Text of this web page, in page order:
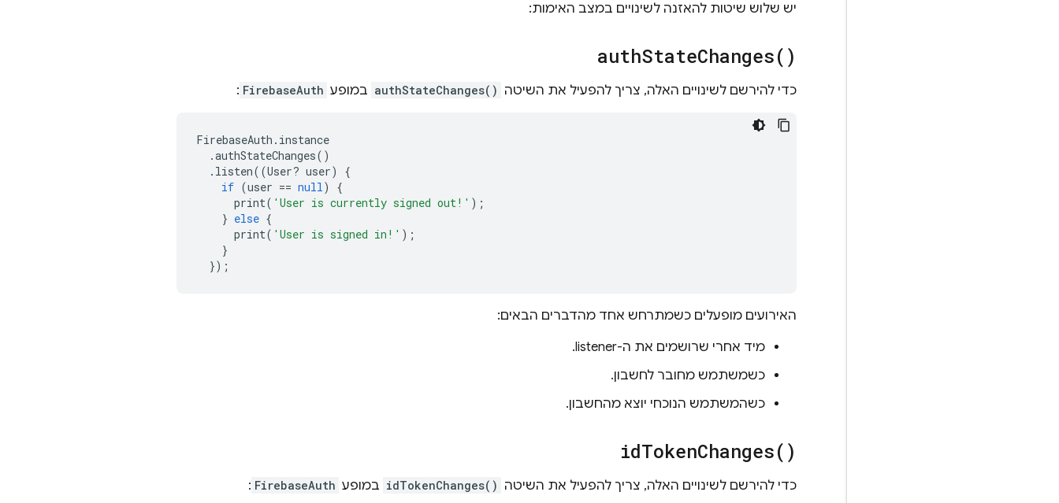
יש שלוש שיטות להאזנה לשינויים במצב האימות:
authStateChanges()
כדי להירשם לשינויים האלה, צריך להפעיל את השיטה authStateChanges() במופע FirebaseAuth
:
FirebaseAuth . instance
.authStateChanges()
. listen((User? user)
{
if (user == null)
{
print( 'User is currently signed out!' );
} else {
print( 'User is signed in!' );
}
});
האירועים מופעלים כשמתרחש אחד מהדברים הבאים:
מיד אחרי שרושמים את ה-listener.
כשמשתמש מחובר לחשבון.
כשהמשתמש הנוכחי יוצא מהחשבון.
idTokenChanges()
כדי להירשם לשינויים האלה, צריך להפעיל את השיטה idTokenChanges() במופע FirebaseAuth
: